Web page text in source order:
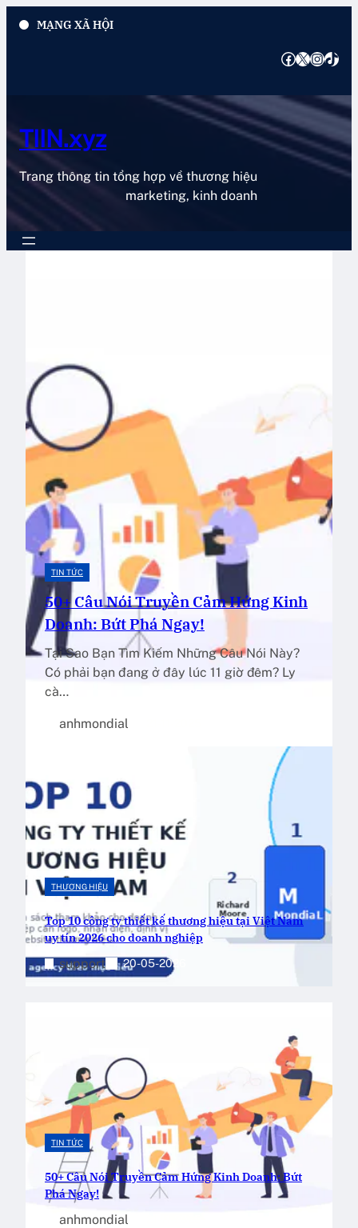
đến
MẠNG XÃ HỘI
FacebookXInstagramTikTok
TIIN.xyz
Trang thông tin tổng hợp về thương hiệu
marketing, kinh doanh
TIN TỨC
50+ Câu Nói Truyền Cảm Hứng Kinh
Doanh: Bứt Phá Ngay!
Tại Sao Bạn Tìm Kiếm Những Câu Nói Này?
Có phải bạn đang ở đây lúc 11 giờ đêm? Ly
cà…
anhmondial
THƯƠNG HIỆU
Top 10 công ty thiết kế thương hiệu tại Việt Nam
uy tín 2026 cho doanh nghiệp
support
20-05-2026
TIN TỨC
50+ Câu Nói Truyền Cảm Hứng Kinh Doanh: Bứt
Phá Ngay!
anhmondial